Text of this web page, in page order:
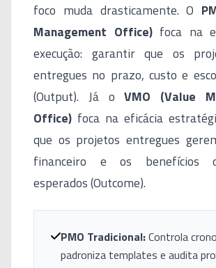
foco muda drasticamente. O
Management Office)foca na
execução: garantir que os
entregues no prazo, custo e
(Output). Já oVMO (Value
Office) foca na eficácia
que os projetos entregues
financeiro e os benefícios
esperados (Outcome).
PMO Tradicional:Controla
padroniza templates e audita